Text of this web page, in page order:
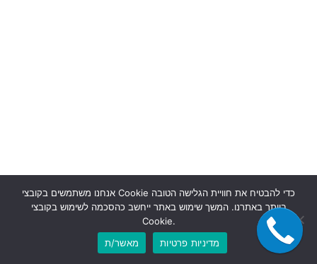
אנחנו משתמשים בקובצי Cookie כדי להבטיח את חוויית הגלישה הטובה
ביותר באתרנו. המשך שימוש באתר ייחשב כהסכמה לשימוש בקובצי
Cookie.
מאשר/ת
מדיניות פרטיות